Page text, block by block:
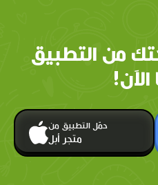
من التطبيق
الآن!
حمّل التطبيق من
متجر أبل